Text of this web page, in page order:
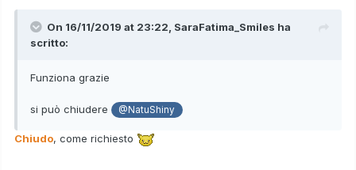
On 16/11/2019 at 23:22, SaraFatima_Smiles ha
scritto:
Funziona grazie
si può chiudere @NatuShiny
Chiudo, come richiesto